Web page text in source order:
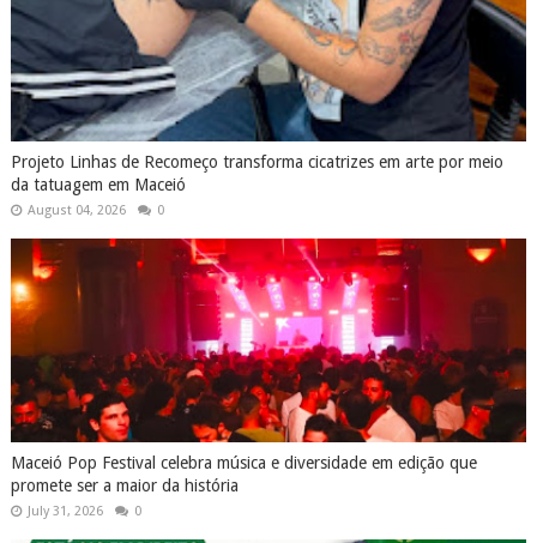
Projeto Linhas de Recomeço transforma cicatrizes em arte por meio
da tatuagem em Maceió
August 04, 2026 0
Maceió Pop Festival celebra música e diversidade em edição que
promete ser a maior da história
July 31, 2026 0